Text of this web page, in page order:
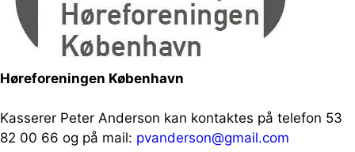
Høreforeningen København
Kasserer Peter Anderson kan kontaktes på telefon 53
82 00 66 og på mail: pvanderson@gmail.com